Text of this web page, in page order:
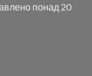
понад 20